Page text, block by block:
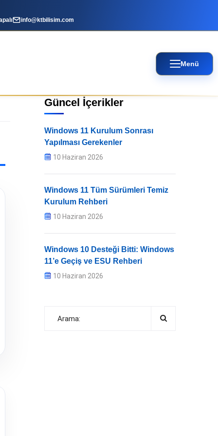
info@ktbilisim.com
Menü
Güncel İçerikler
Windows 11 Kurulum Sonrası
Yapılması Gerekenler
10 Haziran 2026
Windows 11 Tüm Sürümleri Temiz
Kurulum Rehberi
10 Haziran 2026
Windows 10 Desteği Bitti: Windows
11’e Geçiş ve ESU Rehberi
10 Haziran 2026